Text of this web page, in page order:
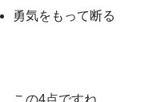
勇気をもって断る